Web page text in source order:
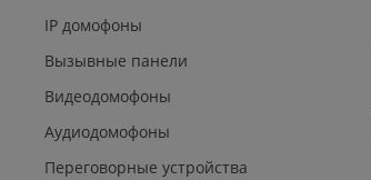
IP домофоны
Вызывные панели
Видеодомофоны
Аудиодомофоны
Переговорные устройства